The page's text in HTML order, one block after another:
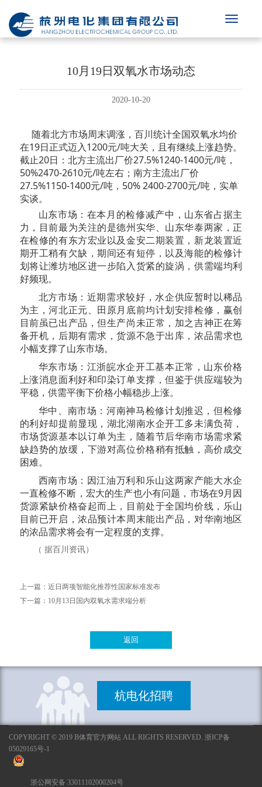
10月19日双氧水市场动态
2020-10-20
随着北方市场周末调涨，百川统计全国双氧水均价
在19日正式迈入1200元/吨大关，且有继续上涨趋势。
截止20日：北方主流出厂价27.5%1240-1400元/吨，
50%2470-2610元/吨左右；南方主流出厂价
27.5%1150-1400元/吨，50% 2400-2700元/吨，实单
实谈。
山东市场：在本月的检修减产中，山东省占据主
力，目前最为关注的是德州实华、山东华泰两家，正
在检修的有东方宏业以及金安二期装置，新龙装置近
期开工稍有欠缺，期间还有短停，以及海能的检修计
划将让潍坊地区进一步陷入货紧的旋涡，供需端均利
好频现。
北方市场：近期需求较好，水企供应暂时以稀品
为主，河北正元、田原月底前均计划安排检修，赢创
目前虽已出产品，但生产尚未正常，加之吉神正在筹
备开机，后期有需求，货源不急于出库，浓品需求也
小幅支撑了山东市场。
华东市场：江浙皖水企开工基本正常，山东价格
上涨消息面利好和印染订单支撑，但鉴于供应端较为
平稳，供需平衡下价格小幅稳步上涨。
华中、南市场：河南神马检修计划推迟，但检修
的利好却提前显现，湖北湖南水企开工多未满负荷，
市场货源基本以订单为主，随着节后华南市场需求紧
缺趋势的放缓，下游对高位价格稍有抵触，高价成交
困难。
西南市场：因江油万利和乐山这两家产能大水企
一直检修不断，宏大的生产也小有问题，市场在9月因
货源紧缺价格奋起而上，目前处于全国均价线，乐山
目前已开启，浓品预计本周末能出产品，对华南地区
的浓品需求将会有一定程度的支撑。
（ 据百川资讯）
上一篇： 近日两项智能化推荐性国家标准发布
下一篇： 10月13日国内双氧水需求端分析
返回
杭电化招聘
COPYRIGHT © 2019 B体育官方网站 ALL RIGHTS RESERVED. 浙ICP备
05029165号-1
浙公网安备 33011102000204号